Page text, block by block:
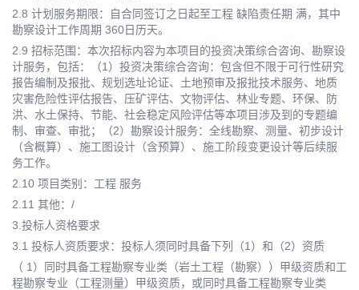
2.8 计划服务期限：自合同签订之日起至工程 缺陷责任期 满，其中
勘察设计工作周期 360日历天。
2.9 招标范围：本次招标内容为本项目的投资决策综合咨询、勘察设
计服务，包括：（1）投资决策综合咨询：包含但不限于可行性研究
报告编制及报批、规划选址论证、土地预审及报批技术服务、地质
灾害危险性评估报告、压矿评估、文物评估、林业专题、环保、防
洪、水土保持、节能、社会稳定风险评估等本项目涉及到的专题编
制、审查、审批；（2）勘察设计服务：全线勘察、测量、初步设计
（含概算）、施工图设计（含预算）、施工阶段变更设计等后续服
务工作。
2.10 项目类别：工程 服务
2.11 其他：/
3.投标人资格要求
3.1 投标人资质要求：投标人须同时具备下列（1）和（2）资质
（ 1）同时具备工程勘察专业类（岩土工程（勘察））甲级资质和工
程勘察专业（工程测量）甲级资质，或同时具备工程勘察专业类